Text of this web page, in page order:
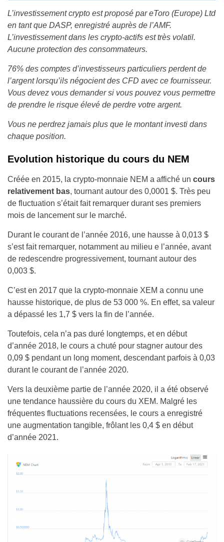
L’investissement crypto est proposé par eToro (Europe) Ltd
en tant que DASP, enregistré auprès de l’AMF.
L’investissement dans les crypto-actifs est très volatil.
Aucune protection des consommateurs.
76% des comptes d’investisseurs particuliers perdent de
l’argent lorsqu’ils négocient des CFD avec ce fournisseur.
Vous devez vous demander si vous pouvez vous permettre
de prendre le risque élevé de perdre votre argent.
Vous ne perdrez jamais plus que le montant investi dans
chaque position.
Evolution historique du cours du NEM
Créée en 2015, la crypto-monnaie NEM a affiché un cours
relativement bas, tournant autour des 0,0001 $. Très peu
de fluctuation s’était fait remarquer durant ses premiers
mois de lancement sur le marché.
Durant le courant de l’année 2016, une hausse à 0,013 $
s’est fait remarquer, notamment au milieu e l’année, avant
de redescendre progressivement, tournant autour des
0,003 $.
C’est en 2017 que la crypto-monnaie XEM a connu une
hausse historique, de plus de 53 000 %. En effet, sa valeur
a dépassé les 1,7 $ vers la fin de l’année.
Toutefois, cela n’a pas duré longtemps, et en début
d’année 2018, le cours a chuté pour stagner autour des
0,09 $ pendant un long moment, descendant parfois à 0,03
durant le courant de l’année 2020.
Vers la deuxième partie de l’année 2020, il a été observé
une tendance haussière du cours du XEM. Malgré les
fréquentes fluctuations recensées, le cours a enregistré
une augmentation tangible, frôlant les 0,4 $ en début
d’année 2021.